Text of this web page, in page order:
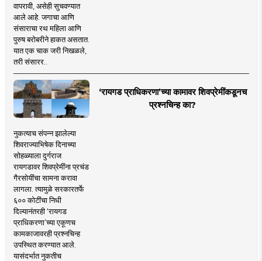
वापरावी, असेही सुचवण्यात
आले आहे. जगाचा आणि
संसाराचा रथ महिला आणि
पुरुष बरोबरीने हाकत असतात.
यात एक चाक जरी निखळले,
तरी संसारर..
‘रायगड प्राधिकरणा’च्या कामावर शिवप्रेमींकडूनच
प्रश्नचिन्ह का?
नुकत्याच संपन्न झालेल्या
शिवराज्याभिषेक दिनाच्या
सोहळ्याला दुर्गराज
रायगडावर शिवप्रेमींना प्रचंड
गैरसोयींचा सामना करावा
लागला. त्यामुळे सरकारतर्फे
६०० कोटींचा निधी
दिल्यानंतरही ‘रायगड
प्राधिकरणा’च्या एकूणच
कामकाजावरही प्रश्नचिन्ह
उपस्थित करण्यात आले.
यासंदर्भात नुकतीच